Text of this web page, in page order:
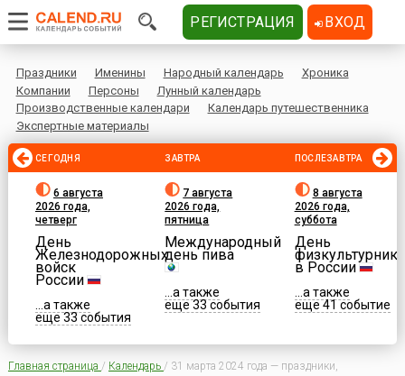
Праздники Именины Народный календарь
Хроника
Компании
Персоны
Лунный календарь
Производственные календари
Календарь путешественника
Экспертные материалы
СЕГОДНЯ
6 августа
2026 года,
четверг
День
Железнодорожных
войск
России
...а также
еще 33 события
ЗАВТРА
7 августа
2026 года,
пятница
Международный
день пива
...а также
еще 33 события
ПОСЛЕЗАВТРА
8 августа
2026 года,
суббота
День
физкультурника
в России
...а также
еще 41 событие
Главная страница / Календарь / 31 марта 2024 года — праздники,
РЕГИСТРАЦИЯ ВХОД